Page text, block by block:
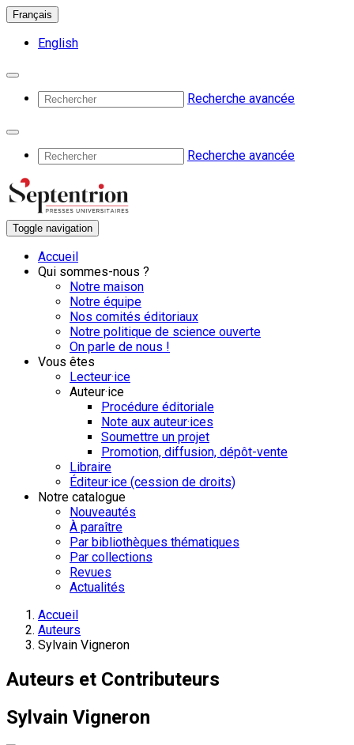
Français
English
Recherche avancée
Recherche avancée
Toggle navigation
Accueil
Qui sommes-nous ?
Notre maison
Notre équipe
Nos comités éditoriaux
Notre politique de science ouverte
On parle de nous !
Vous êtes
Lecteur·ice
Auteur·ice
Procédure éditoriale
Note aux auteur·ices
Soumettre un projet
Promotion, diffusion, dépôt-vente
Libraire
Éditeur·ice (cession de droits)
Notre catalogue
Nouveautés
À paraître
Par bibliothèques thématiques
Par collections
Revues
Actualités
Accueil
Auteurs
Sylvain Vigneron
Auteurs et Contributeurs
Sylvain Vigneron